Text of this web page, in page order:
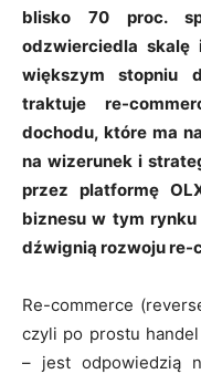
blisko 70 proc.
odzwierciedla skalę
większym stopniu
traktuje re-
dochodu, które ma
na wizerunek i
przez platformę
biznesu w tym
dźwignią rozwoju re-
Re-commerce
czyli po prostu
– jest odpowiedzią